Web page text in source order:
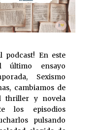
podcast! En este
último ensayo
Sexismo
cambiamos de
thriller y novela
los episodios
pulsando